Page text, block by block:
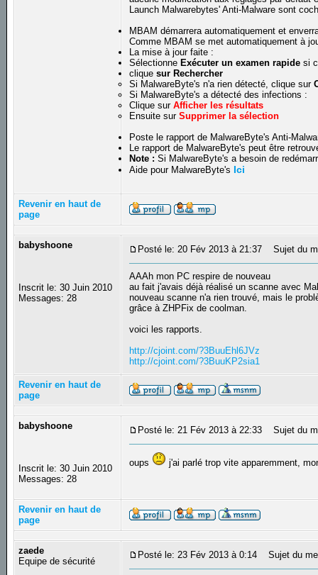
Launch Malwarebytes' Anti-Malware sont
MBAM démarrera automatiquement et
Comme MBAM se met automatiquement à
La mise à jour faite :
Sélectionne Exécuter un examen rapide si
cliquesur Rechercher
Si MalwareByte's n'a rien détecté, clique sur
Si MalwareByte's a détecté des infections :
Clique surAfficher les résultats
Ensuite surSupprimer la sélection
Poste le rapport de MalwareByte's Anti-
Le rapport de MalwareByte's peut être
Note : Si MalwareByte's a besoin de
Aide pour MalwareByte's Ici
Revenir en haut de
page
babyshoone
Inscrit le: 30 Juin 2010
Messages: 28
Posté le: 20 Fév 2013 à 21:37 Sujet du
AAAh mon PC respire de nouveau
au fait j'avais déjà réalisé un scanne avec
nouveau scanne n'a rien trouvé, mais le
grâce à ZHPFix de coolman.
voici les rapports.
http://cjoint.com/?3BuuEhl6JVz
http://cjoint.com/?3BuuKP2sia1
Revenir en haut de
page
babyshoone
Inscrit le: 30 Juin 2010
Messages: 28
Posté le: 21 Fév 2013 à 22:33 Sujet du
oups j'ai parlé trop vite apparemment,
Revenir en haut de
page
zaede
Equipe de sécurité
Posté le: 23 Fév 2013 à 0:14 Sujet du